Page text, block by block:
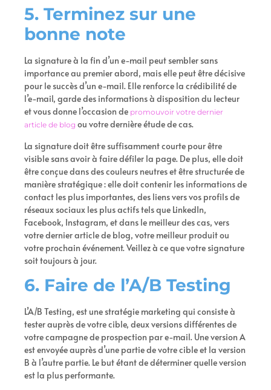
5. Terminez sur une
bonne note
La signature à la fin d’un e-mail peut sembler sans
importance au premier abord, mais elle peut être décisive
pour le succès d’un e-mail. Elle renforce la crédibilité de
l’e-mail, garde des informations à disposition du lecteur
et vous donne l’occasion de promouvoir votre dernier
article de blog ou votre dernière étude de cas.
La signature doit être suffisamment courte pour être
visible sans avoir à faire défiler la page. De plus, elle doit
être conçue dans des couleurs neutres et être structurée de
manière stratégique : elle doit contenir les informations de
contact les plus importantes, des liens vers vos profils de
réseaux sociaux les plus actifs tels que LinkedIn,
Facebook, Instagram, et dans le meilleur des cas, vers
votre dernier article de blog, votre meilleur produit ou
votre prochain événement. Veillez à ce que votre signature
soit toujours à jour.
6. Faire de l’A/B Testing
L’A/B Testing, est une stratégie marketing qui consiste à
tester auprès de votre cible, deux versions différentes de
votre campagne de prospection par e-mail. Une version A
est envoyée auprès d’une partie de votre cible et la version
B à l’autre partie. Le but étant de déterminer quelle version
est la plus performante.